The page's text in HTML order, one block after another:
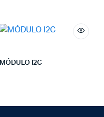
MÓDULO I2C